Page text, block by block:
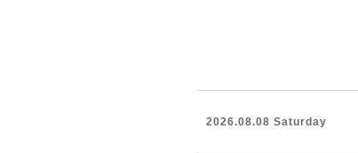
2026.08.08 Saturday